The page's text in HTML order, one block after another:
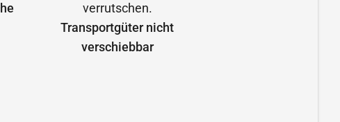
Transportgüter nicht
verschiebbar